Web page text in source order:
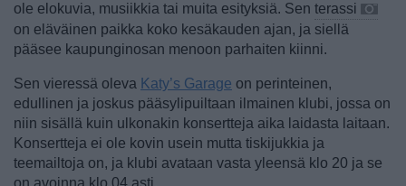
ole elokuvia, musiikkia tai muita esityksiä. Sen terassi
on eläväinen paikka koko kesäkauden ajan, ja siellä
pääsee kaupunginosan menoon parhaiten kiinni.
Sen vieressä oleva Katy’s Garage on perinteinen,
edullinen ja joskus pääsylipuiltaan ilmainen klubi, jossa on
niin sisällä kuin ulkonakin konsertteja aika laidasta laitaan.
Konsertteja ei ole kovin usein mutta tiskijukkia ja
teemailtoja on, ja klubi avataan vasta yleensä klo 20 ja se
on avoinna klo 04 asti.